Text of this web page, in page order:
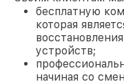
бесплатную
которая
устройств;
начиная со